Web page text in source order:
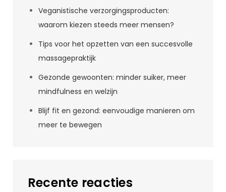
Veganistische verzorgingsproducten:
waarom kiezen steeds meer mensen?
Tips voor het opzetten van een succesvolle
massagepraktijk
Gezonde gewoonten: minder suiker, meer
mindfulness en welzijn
Blijf fit en gezond: eenvoudige manieren om
meer te bewegen
Recente reacties